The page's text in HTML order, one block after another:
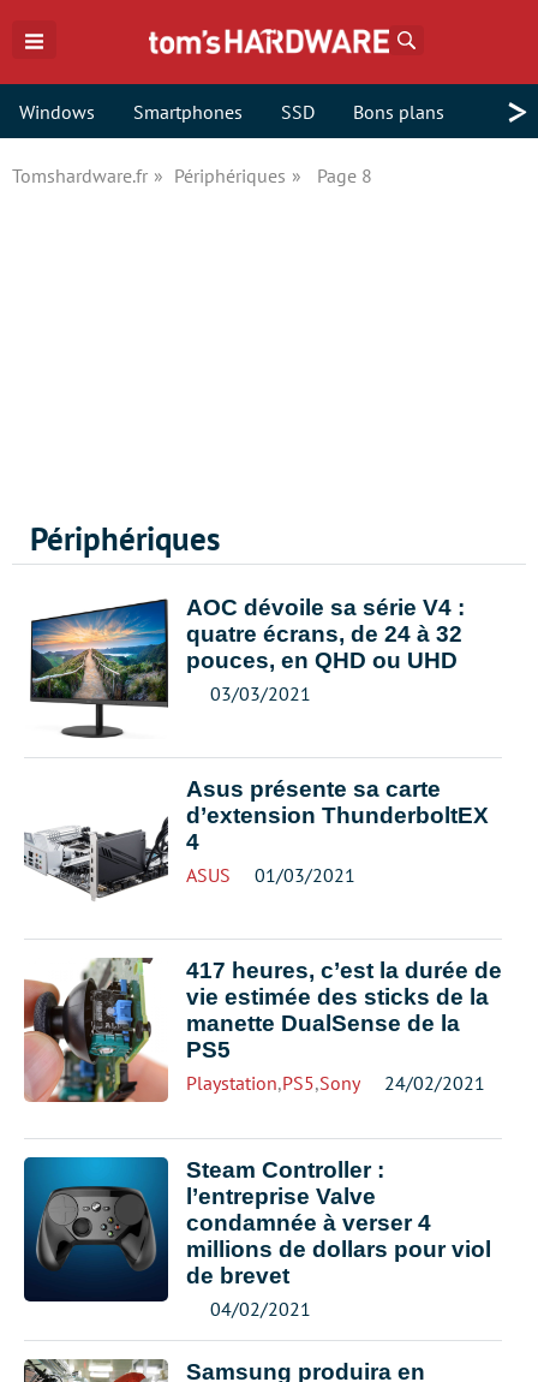
Windows Smartphones SSD Bons plans >
Tomshardware.fr Périphériques Page 8
Périphériques
AOC dévoile sa série V4 :
quatre écrans, de 24 à 32
pouces, en QHD ou UHD
03/03/2021
Asus présente sa carte
d’extension ThunderboltEX
4
ASUS 01/03/2021
417 heures, c’est la durée de
vie estimée des sticks de la
manette DualSense de la
PS5
Playstation,PS5,Sony 24/02/2021
Steam Controller :
l’entreprise Valve
condamnée à verser 4
millions de dollars pour viol
de brevet
04/02/2021
Samsung produira en